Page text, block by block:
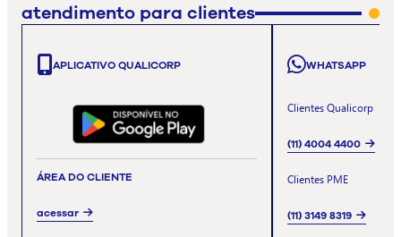
atendimento para clientes
APLICATIVO QUALICORP
ÁREA DO CLIENTE
acessar
WHATSAPP
Clientes Qualicorp
(11) 4004 4400
Clientes PME
(11) 3149 8319